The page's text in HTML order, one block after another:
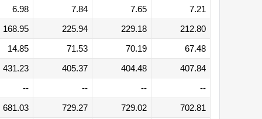
6.98 7.84 7.65
7.21
168.95
225.94 229.18
212.80
14.85
71.53 70.19
67.48
431.23
405.37 404.48
407.84
--
-- --
--
681.03
729.27 729.02
702.81